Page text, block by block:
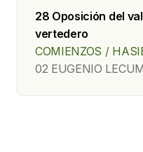
28 Oposición del
vertedero
COMIENZOS /
02 EUGENIO